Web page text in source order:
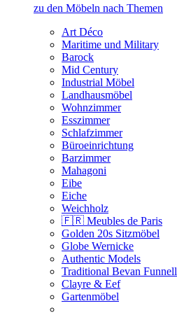
zu den Möbeln nach Themen
Art Déco
Maritime und Military
Barock
Mid Century
Industrial Möbel
Landhausmöbel
Wohnzimmer
Esszimmer
Schlafzimmer
Büroeinrichtung
Barzimmer
Mahagoni
Eibe
Eiche
Weichholz
🇫🇷 Meubles de Paris
Golden 20s Sitzmöbel
Globe Wernicke
Authentic Models
Traditional Bevan Funnell
Clayre & Eef
Gartenmöbel